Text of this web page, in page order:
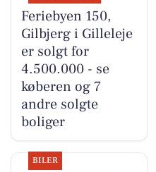
Feriebyen 150,
Gilbjerg i Gilleleje
er solgt for
4.500.000 - se
køberen og 7
andre solgte
boliger
BILER